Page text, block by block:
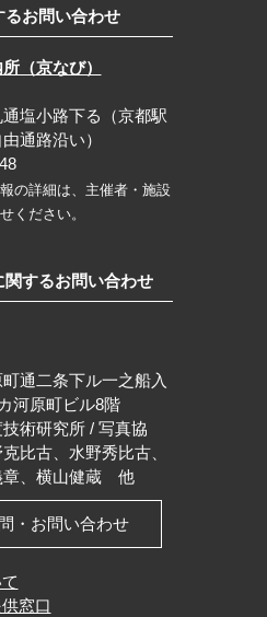
るお問い合わせ
（京なび）
塩小路下る（京都駅
通路沿い）
の詳細は、主催者・施設
ください。
するお問い合わせ
通二条下ル一之船入
河原町ビル8階
技術研究所 / 写真協
比古、水野秀比古、
章、横山健蔵 他
・お問い合わせ
窓口